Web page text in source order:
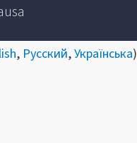
, Русский,Українська)